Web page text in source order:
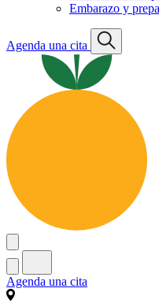
Embarazo y
Agenda una cita
Agenda una cita